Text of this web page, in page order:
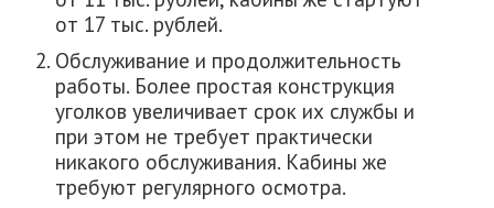
от 17 тыс. рублей.
Обслуживание и продолжительность
работы. Более простая конструкция
уголков увеличивает срок их службы и
при этом не требует практически
никакого обслуживания. Кабины же
требуют регулярного осмотра.